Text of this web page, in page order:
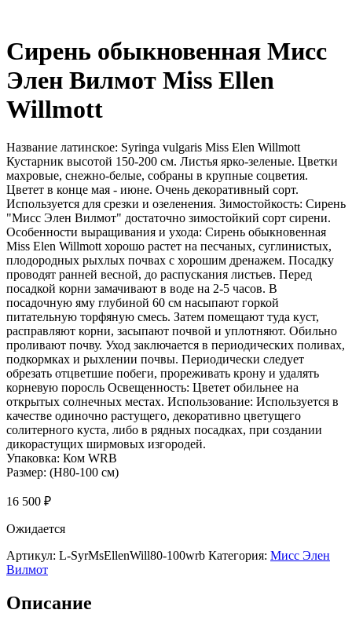
Сирень обыкновенная Мисс
Элен Вилмот Miss Ellen
Willmott
Название латинское: Syringa vulgaris Miss Elen Willmott
Кустарник высотой 150-200 см. Листья ярко-зеленые. Цветки
махровые, снежно-белые, собраны в крупные соцветия.
Цветет в конце мая - июне. Очень декоративный сорт.
Используется для срезки и озеленения. Зимостойкость: Сирень
"Мисс Элен Вилмот" достаточно зимостойкий сорт сирени.
Особенности выращивания и ухода: Сирень обыкновенная
Miss Elen Willmott хорошо растет на песчаных, суглинистых,
плодородных рыхлых почвах с хорошим дренажем. Посадку
проводят ранней весной, до распускания листьев. Перед
посадкой корни замачивают в воде на 2-5 часов. В
посадочную яму глубиной 60 см насыпают горкой
питательную торфяную смесь. Затем помещают туда куст,
расправляют корни, засыпают почвой и уплотняют. Обильно
проливают почву. Уход заключается в периодических поливах,
подкормках и рыхлении почвы. Периодически следует
обрезать отцветшие побеги, прореживать крону и удалять
корневую поросль Освещенность: Цветет обильнее на
открытых солнечных местах. Использование: Используется в
качестве одиночно растущего, декоративно цветущего
солитерного куста, либо в рядных посадках, при создании
дикорастущих ширмовых изгородей.
Упаковка: Ком WRB
Размер: (Н80-100 см)
16 500 ₽
Ожидается
Артикул: L-SyrMsEllenWill80-100wrb Категория: Мисс Элен
Вилмот
Описание